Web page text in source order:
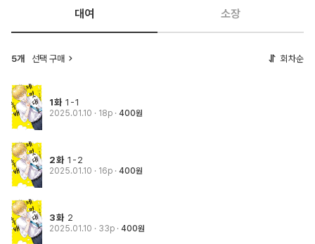
대여 소장
5개 선택 구매 회차순
1화 1-1
2025.01.10 · 18p 400원
2화 1-2
2025.01.10 · 16p 400원
3화 2
2025.01.10 · 33p 400원